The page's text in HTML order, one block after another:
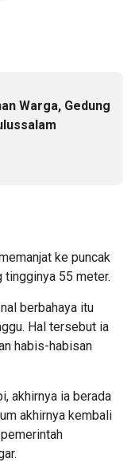
Warga, Gedung
ke puncak
tingginya 55 meter.
berbahaya itu
Hal tersebut ia
habis-habisan
akhirnya ia berada
akhirnya kembali